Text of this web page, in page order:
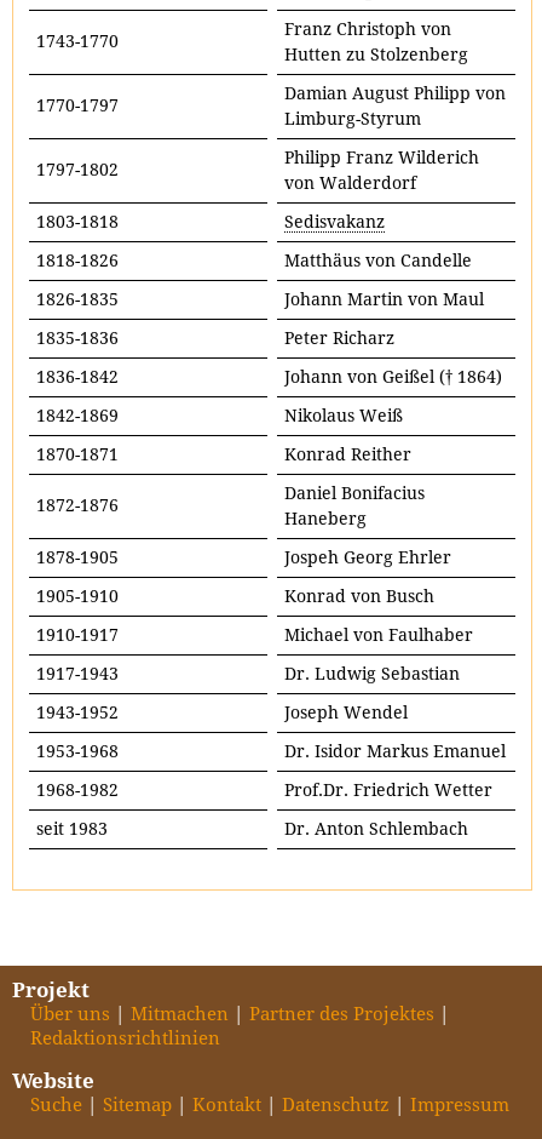
1743-1770
Franz Christoph von
Hutten zu Stolzenberg
1770-1797
Damian August Philipp von
Limburg-Styrum
1797-1802
Philipp Franz Wilderich
von Walderdorf
1803-1818
Sedisvakanz
1818-1826
Matthäus von Candelle
1826-1835
Johann Martin von Maul
1835-1836
Peter Richarz
1836-1842
Johann von Geißel († 1864)
1842-1869
Nikolaus Weiß
1870-1871
Konrad Reither
1872-1876
Daniel Bonifacius
Haneberg
1878-1905
Jospeh Georg Ehrler
1905-1910
Konrad von Busch
1910-1917
Michael von Faulhaber
1917-1943
Dr. Ludwig Sebastian
1943-1952
Joseph Wendel
1953-1968
Dr. Isidor Markus Emanuel
1968-1982
Prof.Dr. Friedrich Wetter
seit 1983
Dr. Anton Schlembach
Projekt
Über uns Mitmachen
Partner des Projektes
Redaktionsrichtlinien
Website
Suche Sitemap Kontakt Datenschutz Impressum